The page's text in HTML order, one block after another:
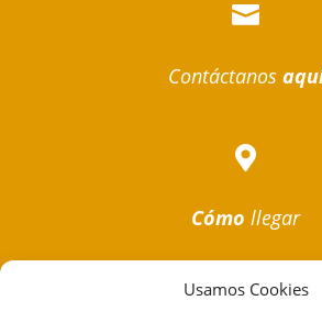
Usamos Cookies

Contáctanos

Cómo llegar